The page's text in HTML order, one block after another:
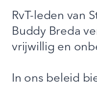
RvT-leden van
Buddy Breda
vrijwillig en
In ons beleid